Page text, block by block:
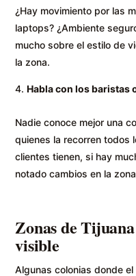
¿Hay movimiento por las
laptops? ¿Ambiente
mucho sobre el estilo de
la zona.
Habla con los baristas
Nadie conoce mejor una
quienes la recorren todos
clientes tienen, si hay
notado cambios en la
Zonas de
visible
Algunas colonias donde